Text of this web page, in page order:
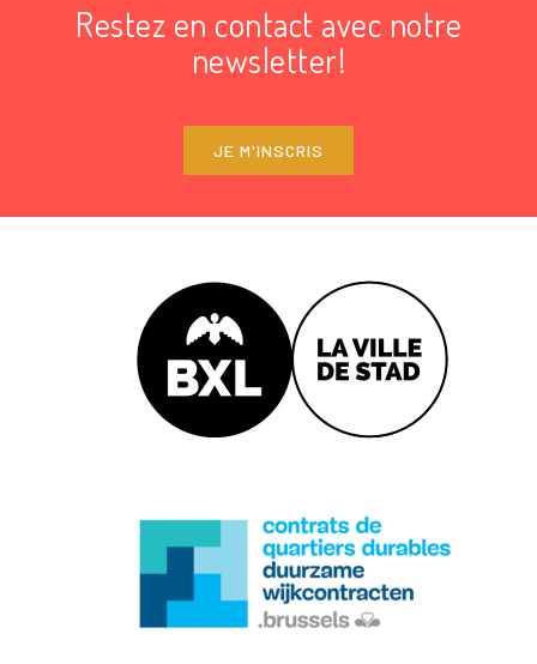
Restez en contact avec notre
newsletter!
JE M'INSCRIS